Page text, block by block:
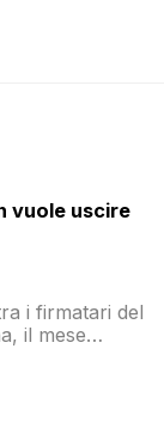
vuole uscire
i firmatari del
il mese
il suo
oggi